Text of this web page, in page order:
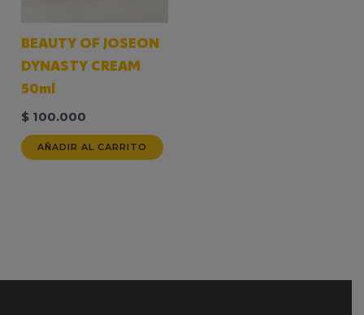
BEAUTY OF JOSEON
DYNASTY CREAM
50ml
$ 100.000
AÑADIR AL CARRITO